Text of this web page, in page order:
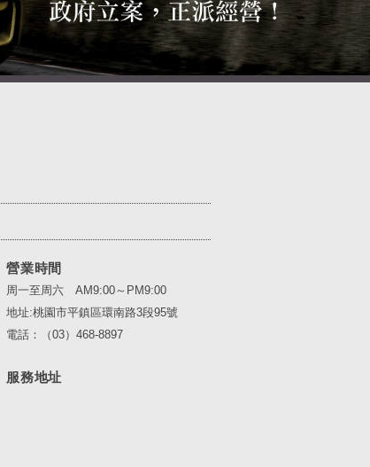
營業時間
周一至周六 AM9:00～PM9:00
地址:桃園市平鎮區環南路3段95號
電話：（03）468-8897
服務地址